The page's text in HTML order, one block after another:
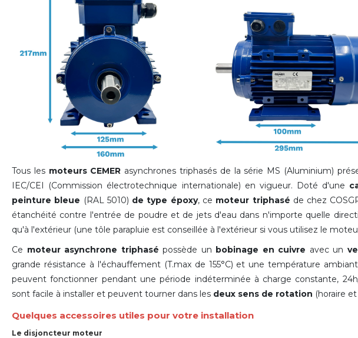
Tous les moteurs CEMER asynchrones triphasés de la série MS (Aluminium)
IEC/CEI (Commission électrotechnique internationale) en vigueur. Doté d'une
peinture bleue (RAL 5010) de type époxy, ce moteur triphasé de chez
étanchéité contre l'entrée de poudre et de jets d'eau dans n'importe quelle
qu'à l'extérieur (une tôle parapluie est conseillée à l'extérieur si vous utilisez le
Ce moteur asynchrone triphasé possède un bobinage en cuivre avec un
grande résistance à l'échauffement (T.max de 155°C) et une température
peuvent fonctionner pendant une période indéterminée à charge constante,
sont facile à installer et peuvent tourner dans les deux sens de rotation (horaire
Quelques accessoires utiles pour votre installation
Le disjoncteur moteur